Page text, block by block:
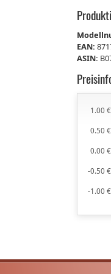
EAN:
ASIN:
-1.00 €
-0.50 €
0.00 €
0.50 €
1.00 €